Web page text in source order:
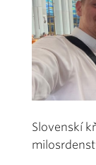
Slovenskí